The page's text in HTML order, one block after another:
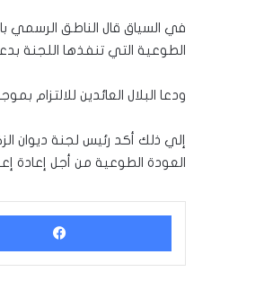
في السياق قال الناطق الرسمي
الطوعية التي تنفذها اللجنة بدعم
ودعا البلال العائدين للالتزام
إلي ذلك أكد رئيس لجنة ديوان
العودة الطوعية من أجل إعادة